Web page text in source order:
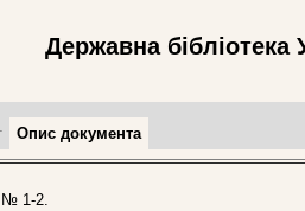
Державна
Опис документа
№ 1-2.